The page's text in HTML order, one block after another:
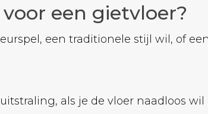
een gietvloer?
een traditionele stijl wil, of
als je de vloer naadloos